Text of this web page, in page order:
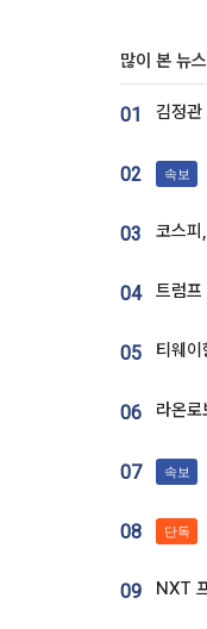
많이 본 뉴스
01
02 속보
03
04
05
06
07 속보
08 단독
09